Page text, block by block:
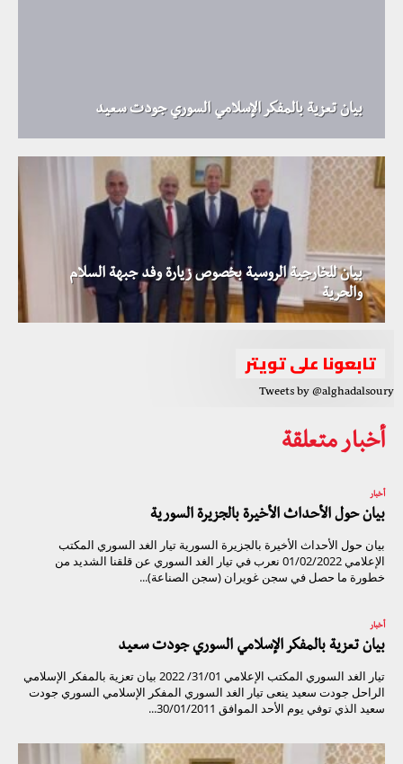
بيان تعزية بالمفكر الإسلامي السوري جودت سعيد
بيان للخارجية الروسية بخصوص زيارة وفد جبهة السلام
والحرية
تابعونا على تويتر
Tweets by @alghadalsoury
أخبار متعلقة
أخبار
بيان حول الأحداث الأخيرة بالجزيرة السورية
بيان حول الأحداث الأخيرة بالجزيرة السورية تيار الغد السوري المكتب
الإعلامي 01/02/2022 نعرب في تيار الغد السوري عن قلقنا الشديد من
خطورة ما حصل في سجن غويران (سجن الصناعة)...
أخبار
بيان تعزية بالمفكر الإسلامي السوري جودت سعيد
تيار الغد السوري المكتب الإعلامي 31/01/ 2022 بيان تعزية بالمفكر الإسلامي
الراحل جودت سعيد ينعى تيار الغد السوري المفكر الإسلامي السوري جودت
سعيد الذي توفي يوم الأحد الموافق 30/01/2011...